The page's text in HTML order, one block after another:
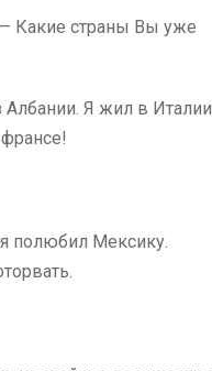
Какие страны Вы уже
Албании. Я жил в
полюбил Мексику.